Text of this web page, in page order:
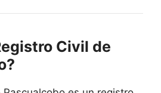
Civil de